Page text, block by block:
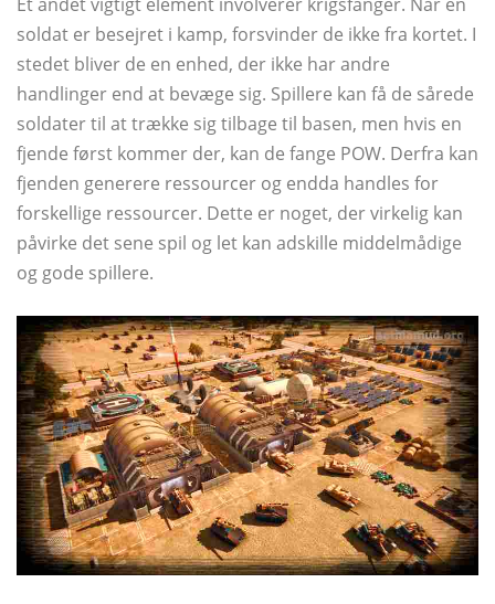
soldat er besejret i kamp, ​​forsvinder de ikke fra kortet. I
stedet bliver de en enhed, der ikke har andre
handlinger end at bevæge sig. Spillere kan få de sårede
soldater til at trække sig tilbage til basen, men hvis en
fjende først kommer der, kan de fange POW. Derfra kan
fjenden generere ressourcer og endda handles for
forskellige ressourcer. Dette er noget, der virkelig kan
påvirke det sene spil og let kan adskille middelmådige
og gode spillere.